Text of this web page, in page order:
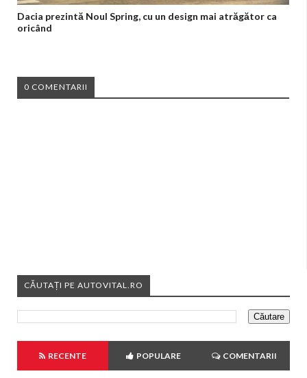
Dacia prezintă Noul Spring, cu un design mai atrăgător ca
oricând
0 COMENTARII
CĂUTAȚI PE AUTOVITAL.RO
RECENTE POPULARE COMENTARII